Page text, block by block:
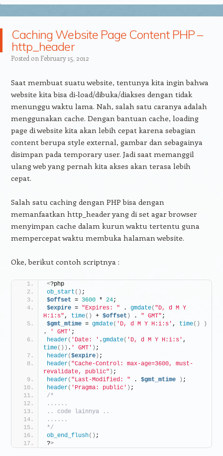
Caching Website Page Content PHP –
http_header
Posted on February 15, 2012
Saat membuat suatu website, tentunya kita ingin bahwa
website kita bisa di-load/dibuka/diakses dengan tidak
menunggu waktu lama. Nah, salah satu caranya adalah
menggunakan cache. Dengan bantuan cache, loading
page di website kita akan lebih cepat karena sebagian
content berupa style external, gambar dan sebagainya
disimpan pada temporary user. Jadi saat memanggil
ulang web yang pernah kita akses akan terasa lebih
cepat.
Salah satu caching dengan PHP bisa dengan
memanfaatkan http_header yang di set agar browser
menyimpan cache dalam kurun waktu tertentu guna
mempercepat waktu membuka halaman website.
Oke, berikut contoh scriptnya :
<?php
ob_start () ;
$offset = 3600 * 24;
$expire = "Expires: " . gmdate( "D, d M Y
H:i:s", time() + $offset ) . " GMT" ;
$gmt_mtime = gmdate( 'D, d M Y H:i:s' , time()
)
.
' GMT' ;
header( 'Date: ' .gmdate( 'D, d M Y H:i:s'
time()) . ' GMT' ) ;
header($expire) ;
header( "Cache-Control: max-age=3600, must-
revalidate, public" ) ;
header( "Last-Modified: " . $gmt_mtime ) ;
header( 'Pragma: public' ) ;
/*
......
.. code lainnya ..
......
*/
ob_end_flush() ;
?>